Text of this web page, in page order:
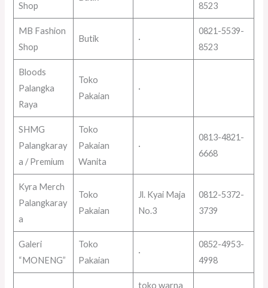
Shop
8523
MB Fashion
Shop
Butik ·
0821-5539-
8523
Bloods
Palangka
Raya
Toko
Pakaian
·
SHMG
Palangkaray
a / Premium
Toko
Pakaian
Wanita
·
0813-4821-
6668
Kyra Merch
Palangkaray
a
Toko
Pakaian
Jl. Kyai Maja
No.3
0812-5372-
3739
Galeri
“MONENG”
Toko
Pakaian
·
0852-4953-
4998
toko warna